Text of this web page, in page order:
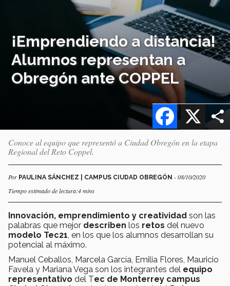
¡Emprendiendo a distancia!
Alumnos representan a
Obregón ante COPPEL
X
Facebook
Conoce al equipo que representó a Ciudad Obregón en la etapa
Regional del Reto Coppel.
Por PAULINA SÁNCHEZ | CAMPUS CIUDAD OBREGÓN - 08/10/2020
Tiempo estimado de lectura:4 mins
Innovación, emprendimiento y creatividad son las
palabras que mejor describen los retos del nuevo
modelo Tec21 , en los que los alumnos desarrollan su
potencial al máximo.
Manuel Ceballos, Marcela García, Emilia Flores, Mauricio
Favela y Mariana Vega son los integrantes del equipo
representativo del Tec de Monterrey campus